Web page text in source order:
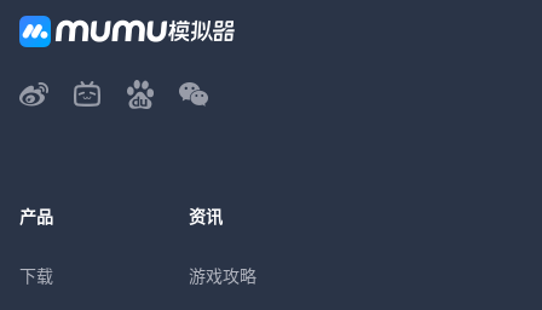
产品
下载
资讯
游戏攻略